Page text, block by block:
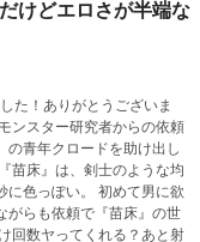
けどエロさが半端な
た！ありがとうございま
ンスター研究者からの依頼
の青年クロードを助け出し
苗床』は、剣士のような均
に色っぽい。 初めて男に欲
がらも依頼で『苗床』の世